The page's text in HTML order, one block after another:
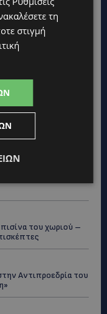
εκδήλωση για
– «Ασέβεια προς
πισίνα του χωριού –
Αντιπροεδρία του
τη
στιγμή